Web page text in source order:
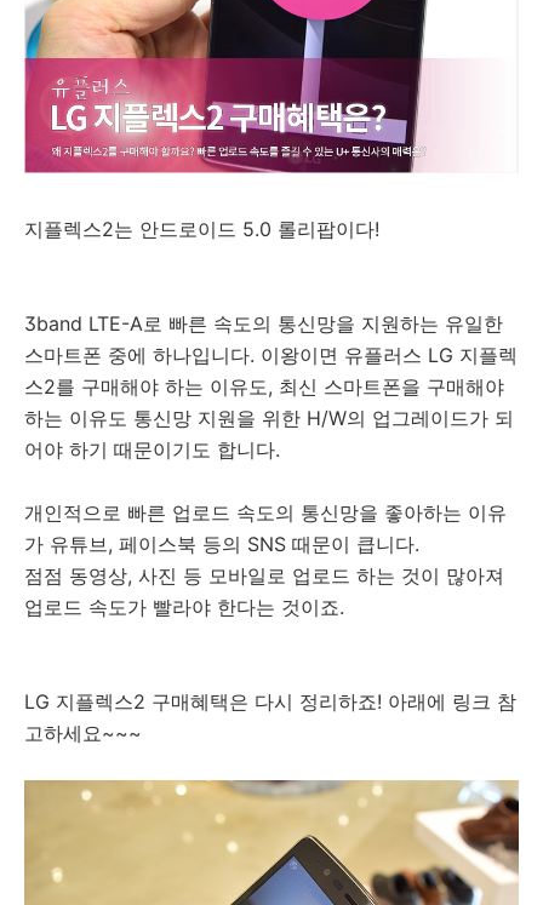
지플렉스2는 안드로이드 5.0 롤리팝이다!
3band LTE-A로 빠른 속도의 통신망을 지원하는 유일한
스마트폰 중에 하나입니다. 이왕이면 유플러스 LG 지플렉
스2를 구매해야 하는 이유도, 최신 스마트폰을 구매해야
하는 이유도 통신망 지원을 위한 H/W의 업그레이드가 되
어야 하기 때문이기도 합니다.
개인적으로 빠른 업로드 속도의 통신망을 좋아하는 이유
가 유튜브, 페이스북 등의 SNS 때문이 큽니다.
점점 동영상, 사진 등 모바일로 업로드 하는 것이 많아져
업로드 속도가 빨라야 한다는 것이죠.
LG 지플렉스2 구매혜택은 다시 정리하죠! 아래에 링크 참
고하세요~~~